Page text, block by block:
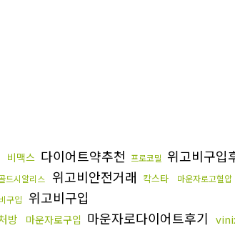
비맥스 다이어트약추천 프로코밀 위고비구입
드시알리스 위고비안전거래 칵스타 마운자로고혈압
구입 위고비구입
방 마운자로구입 마운자로다이어트후기